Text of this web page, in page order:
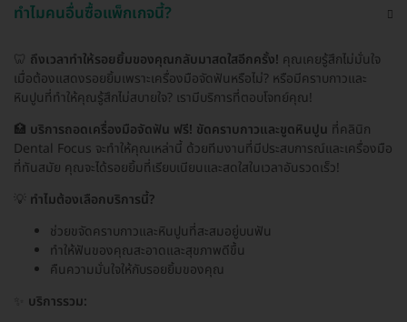
ทำไมคนอื่นซื้อแพ็กเกจนี้?
🦷 ถึงเวลาทำให้รอยยิ้มของคุณกลับมาสดใสอีกครั้ง! คุณเคยรู้สึกไม่มั่นใจ
เมื่อต้องแสดงรอยยิ้มเพราะเครื่องมือจัดฟันหรือไม่? หรือมีคราบกาวและ
หินปูนที่ทำให้คุณรู้สึกไม่สบายใจ? เรามีบริการที่ตอบโจทย์คุณ!
🏥 บริการถอดเครื่องมือจัดฟัน ฟรี! ขัดคราบกาวและขูดหินปูน ที่คลินิก
Dental Focus จะทำให้คุณเหล่านี้ ด้วยทีมงานที่มีประสบการณ์และเครื่องมือ
ที่ทันสมัย คุณจะได้รอยยิ้มที่เรียบเนียนและสดใสในเวลาอันรวดเร็ว!
💡 ทำไมต้องเลือกบริการนี้?
ช่วยขจัดคราบกาวและหินปูนที่สะสมอยู่บนฟัน
ทำให้ฟันของคุณสะอาดและสุขภาพดีขึ้น
คืนความมั่นใจให้กับรอยยิ้มของคุณ
บริการรวม: